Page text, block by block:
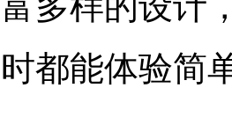
都能体验简